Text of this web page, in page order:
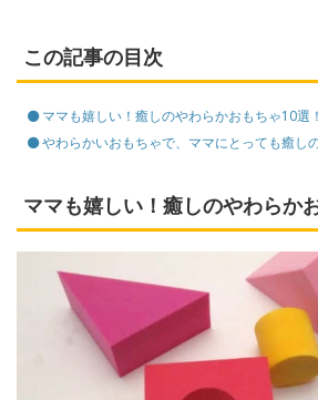
この記事の目次
ママも嬉しい！癒しのやわらかおもちゃ10選！
やわらかいおもちゃで、ママにとっても癒し
ママも嬉しい！癒しのやわらか